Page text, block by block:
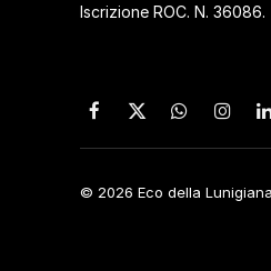
Iscrizione ROC. N. 36086.
Facebook
X
(Twitter)
© 2026 Eco della